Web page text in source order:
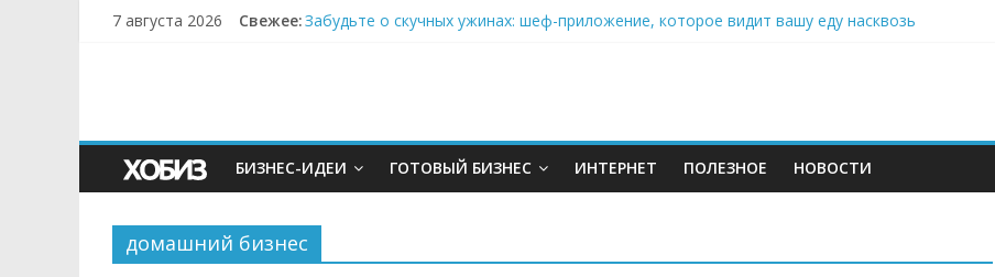
7 августа 2026 Свежее:Забудьте о скучных ужинах: шеф-приложение, которое видит вашу еду насквозь
БИЗНЕС-ИДЕИ ГОТОВЫЙ БИЗНЕС ИНТЕРНЕТ ПОЛЕЗНОЕ НОВОСТИ
домашний бизнес